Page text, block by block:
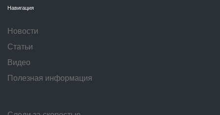
Навигация
Новости
Статьи
Видео
Полезная информация